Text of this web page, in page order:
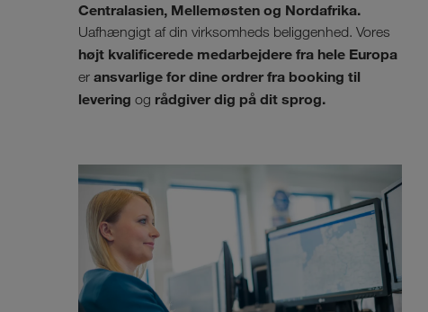
Centralasien, Mellemøsten og Nordafrika.
Uafhængigt af din virksomheds beliggenhed. Vores
højt kvalificerede medarbejdere fra hele Europa
er ansvarlige for dine ordrer fra booking til
levering og rådgiver dig på dit sprog.